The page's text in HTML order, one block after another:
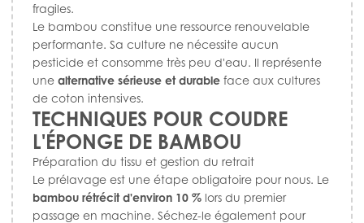
fragiles.
Le bambou constitue une ressource renouvelable
performante. Sa culture ne nécessite aucun
pesticide et consomme très peu d'eau. Il représente
une alternative sérieuse et durable face aux cultures
de coton intensives.
TECHNIQUES POUR COUDRE
L'ÉPONGE DE BAMBOU
Préparation du tissu et gestion du retrait
Le prélavage est une étape obligatoire pour nous. Le
bambou rétrécit d'environ 10 % lors du premier
passage en machine. Séchez-le également pour